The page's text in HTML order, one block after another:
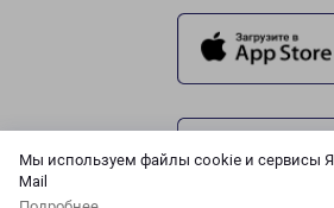
Мы используем файлы cookie и сервисы
Mail